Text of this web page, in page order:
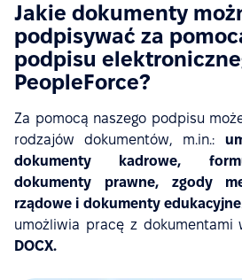
Jakie dokumenty
podpisywać za
podpisu
PeopleForce?
Za pomocą naszego podpisu
rodzajów dokumentów, m.in.:
dokumenty kadrowe,
dokumenty prawne, zgody
rządowe i dokumenty edukacyjne
umożliwia pracę z dokumentami
DOCX.